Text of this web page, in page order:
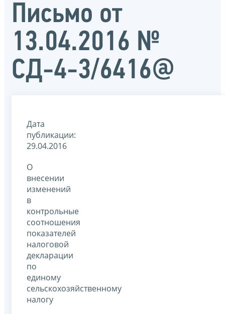
Письмо от
13.04.2016 №
СД-4-3/6416@
Дата
публикации:
29.04.2016
О
внесении
изменений
в
контрольные
соотношения
показателей
налоговой
декларации
по
единому
сельскохозяйственному
налогу